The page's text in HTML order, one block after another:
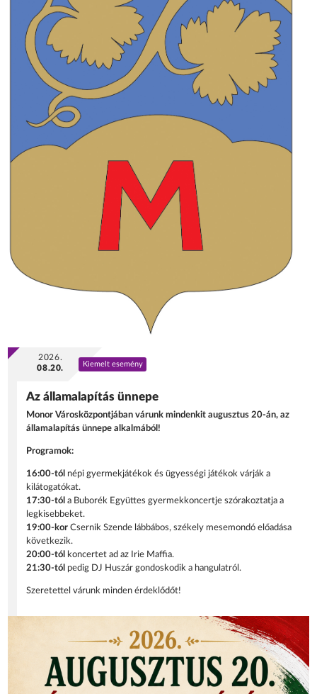
2026.
08.20.
Kiemelt esemény
Az államalapítás ünnepe
Monor Városközpontjában várunk mindenkit augusztus 20-án, az
államalapítás ünnepe alkalmából!
Programok:
16:00-tól népi gyermekjátékok és ügyességi játékok várják a
kilátogatókat.
17:30-tól a Buborék Együttes gyermekkoncertje szórakoztatja a
legkisebbeket.
19:00-korCsernik Szende lábbábos, székely mesemondó előadása
következik.
20:00-tól
koncertet ad az Irie Maffia.
21:30-tól pedig DJ Huszár gondoskodik a hangulatról.
Szeretettel várunk minden érdeklődőt!